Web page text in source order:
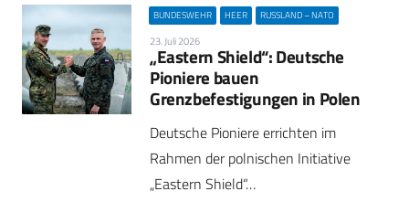
BUNDESWEHR HEER RUSSLAND – NATO
23. Juli 2026
„Eastern Shield“: Deutsche
Pioniere bauen
Grenzbefestigungen in Polen
Deutsche Pioniere errichten im
Rahmen der polnischen Initiative
„Eastern Shield“…